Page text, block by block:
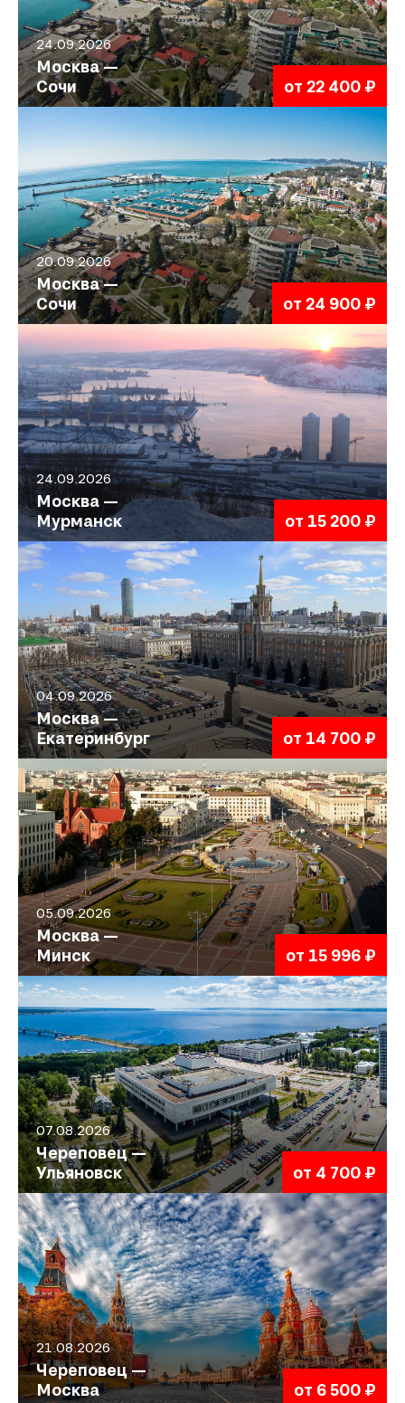
24.09.2026
Москва —
Сочи
от 22 400 ₽
20.09.2026
Москва —
Сочи
от 24 900 ₽
24.09.2026
Москва —
Мурманск
от 15 200 ₽
04.09.2026
Москва —
Екатеринбург
от 14 700 ₽
05.09.2026
Москва —
Минск
от 15 996 ₽
07.08.2026
Череповец —
Ульяновск
от 4 700 ₽
21.08.2026
Череповец —
Москва
от 6 500 ₽